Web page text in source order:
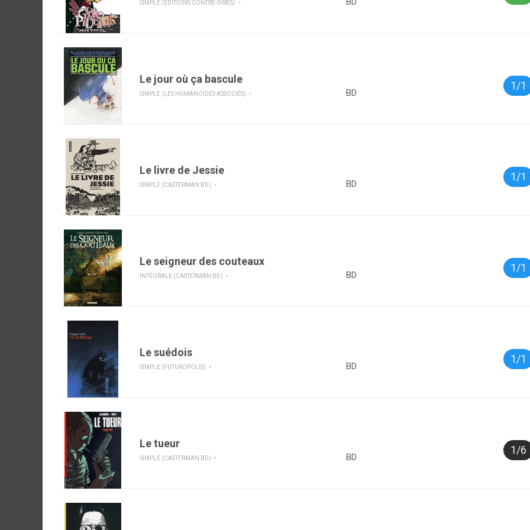
SIMPLE (EDITIONS CONTRE-DIRES)
Le jour où ça bascule
SIMPLE (LES HUMANOÏDES ASSOCIÉS) BD
1/1
Le livre de Jessie
SIMPLE (CASTERMAN BD) BD
1/1
Le seigneur des couteaux
INTÉGRALE (CASTERMAN BD) BD
1/1
Le suédois
SIMPLE (FUTUROPOLIS) BD
1/1
Le tueur
SIMPLE (CASTERMAN BD) BD
1/6